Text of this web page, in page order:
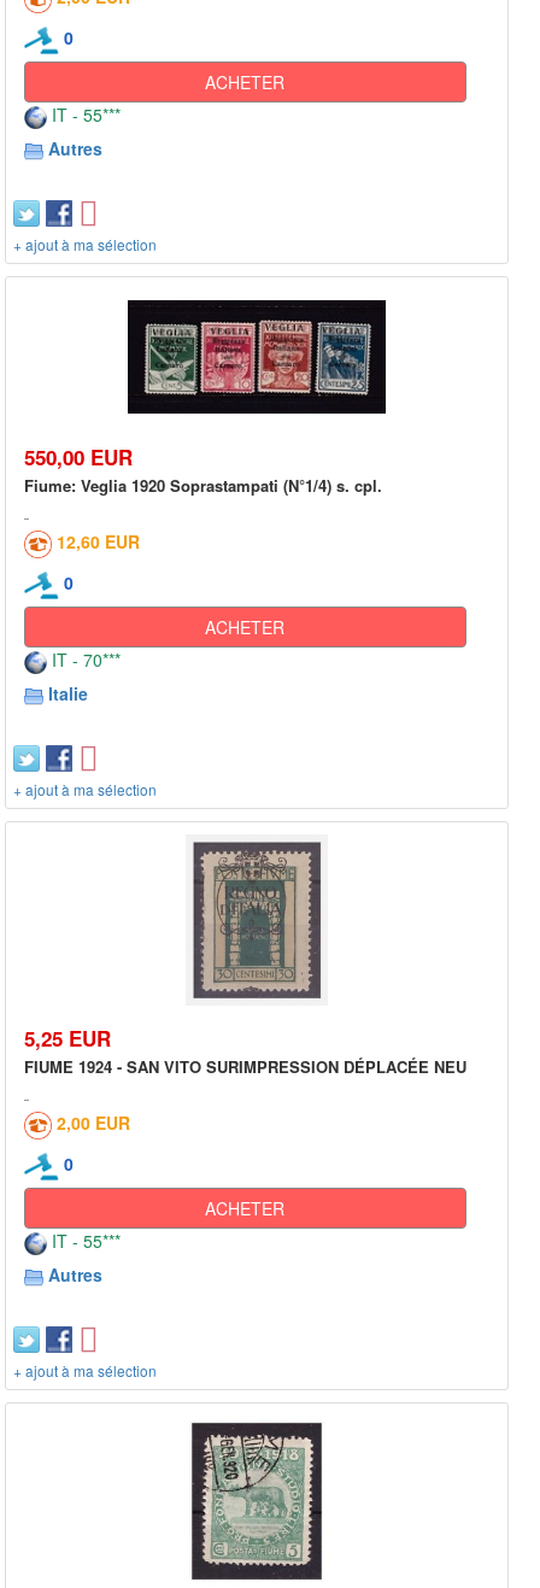
0
ACHETER
IT - 55***
Autres
+ ajout à ma sélection
550,00 EUR
Fiume: Veglia 1920 Soprastampati (N°1/4) s. cpl.
12,60 EUR
0
ACHETER
IT - 70***
Italie
+ ajout à ma sélection
5,25 EUR
FIUME 1924 - SAN VITO SURIMPRESSION DÉPLACÉE NEU
2,00 EUR
0
ACHETER
IT - 55***
Autres
+ ajout à ma sélection